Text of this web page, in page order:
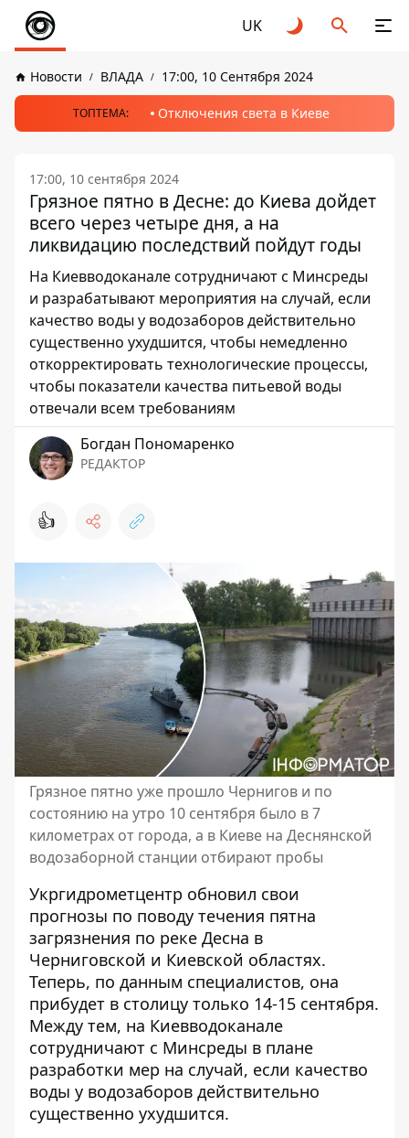
UK
Новости ВЛАДА 17:00, 10 Сентября 2024
ТОПТЕМА: Отключения света в Киеве
17:00, 10 сентября 2024
Грязное пятно в Десне: до Киева дойдет
всего через четыре дня, а на
ликвидацию последствий пойдут годы
На Киевводоканале сотрудничают с Минсреды
и разрабатывают мероприятия на случай, если
качество воды у водозаборов действительно
существенно ухудшится, чтобы немедленно
откорректировать технологические процессы,
чтобы показатели качества питьевой воды
отвечали всем требованиям
Богдан Пономаренко
РЕДАКТОР
👍
Грязное пятно уже прошло Чернигов и по
состоянию на утро 10 сентября было в 7
километрах от города, а в Киеве на Деснянской
водозаборной станции отбирают пробы
Укргидрометцентр обновил свои
прогнозы по поводу течения пятна
загрязнения по реке Десна в
Черниговской и Киевской областях.
Теперь, по данным специалистов, она
прибудет в столицу только 14-15 сентября.
Между тем, на Киевводоканале
сотрудничают с Минсреды в плане
разработки мер на случай, если качество
воды у водозаборов действительно
существенно ухудшится.